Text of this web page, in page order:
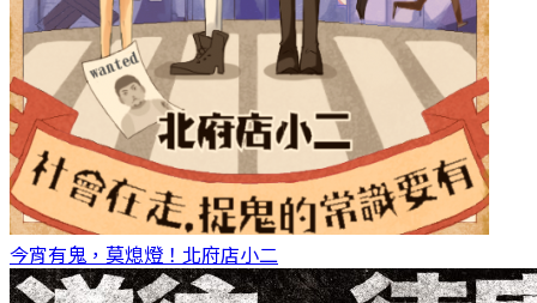
今宵有鬼，莫熄燈！ 北府店小二